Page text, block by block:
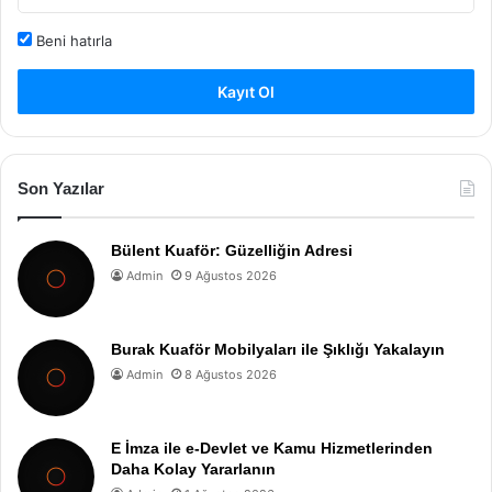
Beni hatırla
Kayıt Ol
Son Yazılar
Bülent Kuaför: Güzelliğin Adresi
Admin 9 Ağustos 2026
Burak Kuaför Mobilyaları ile Şıklığı Yakalayın
Admin 8 Ağustos 2026
E İmza ile e-Devlet ve Kamu Hizmetlerinden
Daha Kolay Yararlanın